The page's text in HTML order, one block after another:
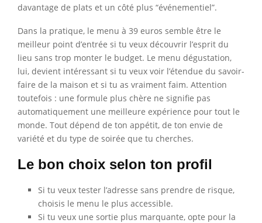
davantage de plats et un côté plus “événementiel”.
Dans la pratique, le menu à 39 euros semble être le
meilleur point d’entrée si tu veux découvrir l’esprit du
lieu sans trop monter le budget. Le menu dégustation,
lui, devient intéressant si tu veux voir l’étendue du savoir-
faire de la maison et si tu as vraiment faim. Attention
toutefois : une formule plus chère ne signifie pas
automatiquement une meilleure expérience pour tout le
monde. Tout dépend de ton appétit, de ton envie de
variété et du type de soirée que tu cherches.
Le bon choix selon ton profil
Si tu veux tester l’adresse sans prendre de risque,
choisis le menu le plus accessible.
Si tu veux une sortie plus marquante, opte pour la